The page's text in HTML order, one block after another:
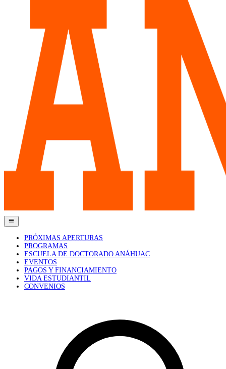
PRÓXIMAS APERTURAS
PROGRAMAS
ESCUELA DE DOCTORADO ANÁHUAC
EVENTOS
PAGOS Y FINANCIAMIENTO
VIDA ESTUDIANTIL
CONVENIOS